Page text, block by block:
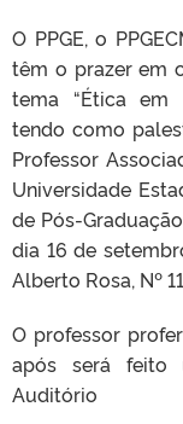
O PPGE, o
têm o prazer em
tema “Ética em
tendo como
Professor
Universidade
de Pós-
dia 16 de
Alberto Rosa, Nº
O professor
após será feito
Auditório